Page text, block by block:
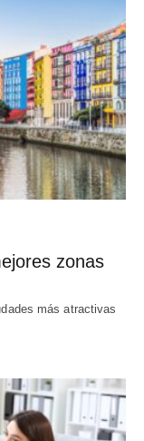
zonas
más atractivas